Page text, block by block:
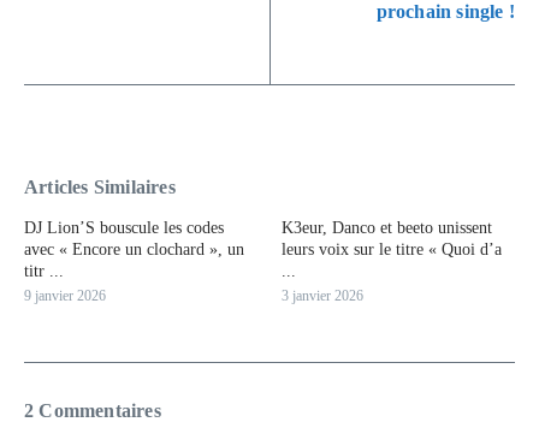
prochain single !
Articles Similaires
DJ Lion’S bouscule les codes
avec « Encore un clochard », un
titr ...
9 janvier 2026
K3eur, Danco et beeto unissent
leurs voix sur le titre « Quoi d’a
...
3 janvier 2026
2 Commentaires